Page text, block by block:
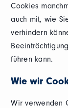
Cookies
auch mit, wie
verhindern
führen kann.
Wie wir
Wir verwenden